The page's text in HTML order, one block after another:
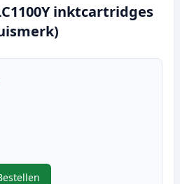
inktcartridges